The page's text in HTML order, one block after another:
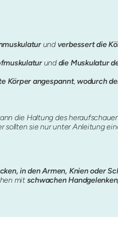
und verbessert die
unddie Muskulatur
Körper angespannt, wodurch
die Haltung des
sollten sie nur unter Anleitung
in den Armen, Knien oder
mit schwachen